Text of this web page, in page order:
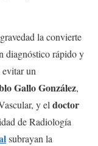
la convierte
diagnóstico rápido y
un
Gallo González,
y el doctor
de Radiología
subrayan la